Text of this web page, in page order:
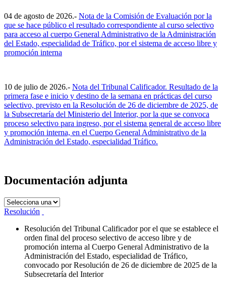
04 de agosto de 2026.- Nota de la Comisión de Evaluación por la
que se hace público el resultado correspondiente al curso selectivo
para acceso al cuerpo General Administrativo de la Administración
del Estado, especialidad de Tráfico, por el sistema de acceso libre y
promoción interna
10 de julio de 2026.- Nota del Tribunal Calificador. Resultado de la
primera fase e inicio y destino de la semana en prácticas del curso
selectivo, previsto en la Resolución de 26 de diciembre de 2025, de
la Subsecretaría del Ministerio del Interior, por la que se convoca
proceso selectivo para ingreso, por el sistema general de acceso libre
y promoción interna, en el Cuerpo General Administrativo de la
Administración del Estado, especialidad Tráfico.
Documentación adjunta
Resolución
Resolución del Tribunal Calificador por el que se establece el
orden final del proceso selectivo de acceso libre y de
promoción interna al Cuerpo General Administrativo de la
Administración del Estado, especialidad de Tráfico,
convocado por Resolución de 26 de diciembre de 2025 de la
Subsecretaría del Interior